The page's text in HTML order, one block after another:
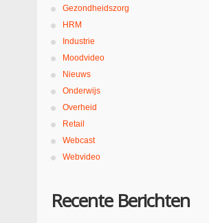
Gezondheidszorg
HRM
Industrie
Moodvideo
Nieuws
Onderwijs
Overheid
Retail
Webcast
Webvideo
Recente Berichten